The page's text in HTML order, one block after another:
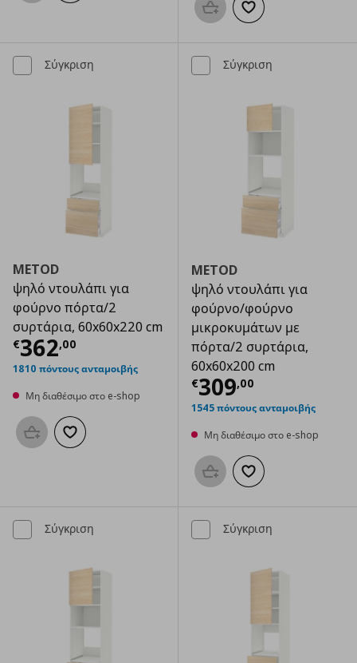
Προσθήκη στο καλάθι
Προσθήκη στα
Σύγκριση
METOD
ψηλό ντουλάπι για
φούρνο πόρτα/2
συρτάρια, 60x60x220 cm
€362,00
Τρέχουσα τιμή € 362,00
1810 πόντους ανταμοιβής
Μη διαθέσιμο στο e-shop
Προσθήκη στο καλάθι
Προσθήκη στα αγαπημένα
Σύγκριση
METOD
ψηλό ντουλάπι για
φούρνο/φούρνο
μικροκυμάτων με
πόρτα/2 συρτάρια,
60x60x200 cm
€309,00
Τρέχουσα
1545 πόντους ανταμοιβής
Μη διαθέσιμο στο e-shop
Προσθήκη στο καλάθι
Προσθήκη στα
Σύγκριση Σύγκριση